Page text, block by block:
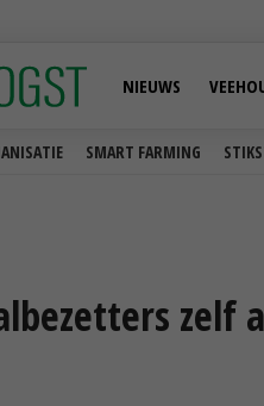
SMART FARMING
NIEUWS
zelf